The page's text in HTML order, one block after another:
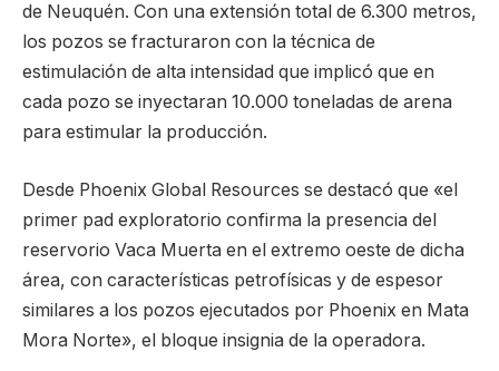
de Neuquén. Con una extensión total de 6.300 metros,
los pozos se fracturaron con la técnica de
estimulación de alta intensidad que implicó que en
cada pozo se inyectaran 10.000 toneladas de arena
para estimular la producción.
Desde Phoenix Global Resources se destacó que «el
primer pad exploratorio confirma la presencia del
reservorio Vaca Muerta en el extremo oeste de dicha
área, con características petrofísicas y de espesor
similares a los pozos ejecutados por Phoenix en Mata
Mora Norte», el bloque insignia de la operadora.